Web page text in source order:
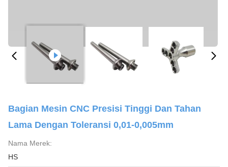
Bagian Mesin CNC Presisi Tinggi Dan Tahan
Lama Dengan Toleransi 0,01-0,005mm
Nama Merek:
HS